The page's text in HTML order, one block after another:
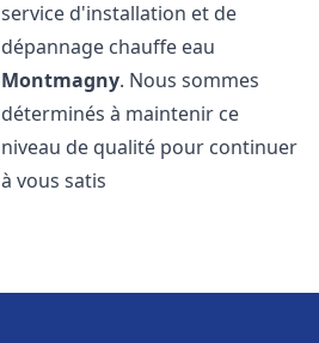
service d'installation et de
dépannage chauffe eau
Montmagny. Nous sommes
déterminés à maintenir ce
niveau de qualité pour continuer
à vous satis